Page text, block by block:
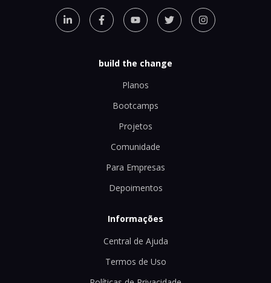
build the change
Planos
Bootcamps
Projetos
Comunidade
Para Empresas
Depoimentos
Informações
Central de Ajuda
Termos de Uso